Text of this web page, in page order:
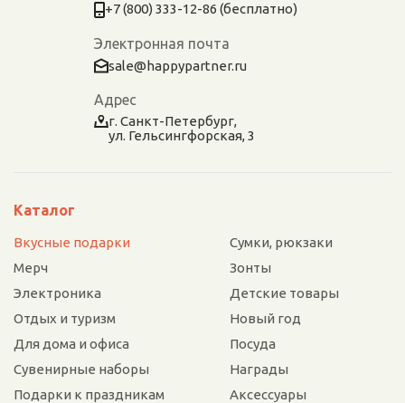
+7 (800) 333-12-86 (бесплатно)
Электронная почта
sale@happypartner.ru
Адрес
г. Санкт-Петербург,
ул. Гельсингфорская, 3
Каталог
Вкусные подарки
Мерч
Электроника
Отдых и туризм
Для дома и офиса
Сувенирные наборы
Подарки к праздникам
Сумки, рюкзаки
Зонты
Детские товары
Новый год
Посуда
Награды
Аксессуары